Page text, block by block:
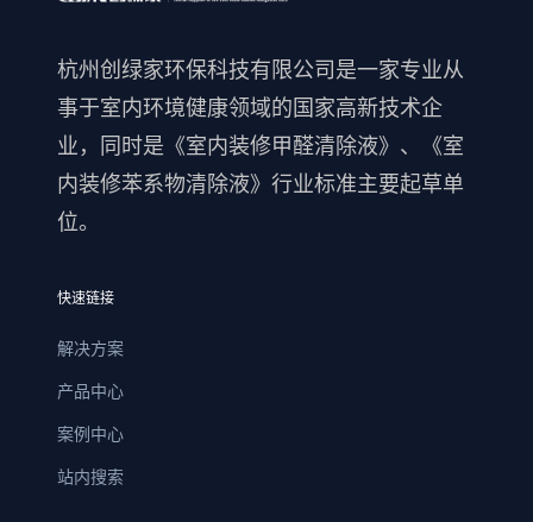
杭州创绿家环保科技有限公司是一家专业从
事于室内环境健康领域的国家高新技术企
业，同时是《室内装修甲醛清除液》、《室
内装修苯系物清除液》行业标准主要起草单
位。
快速链接
解决方案
产品中心
案例中心
站内搜索